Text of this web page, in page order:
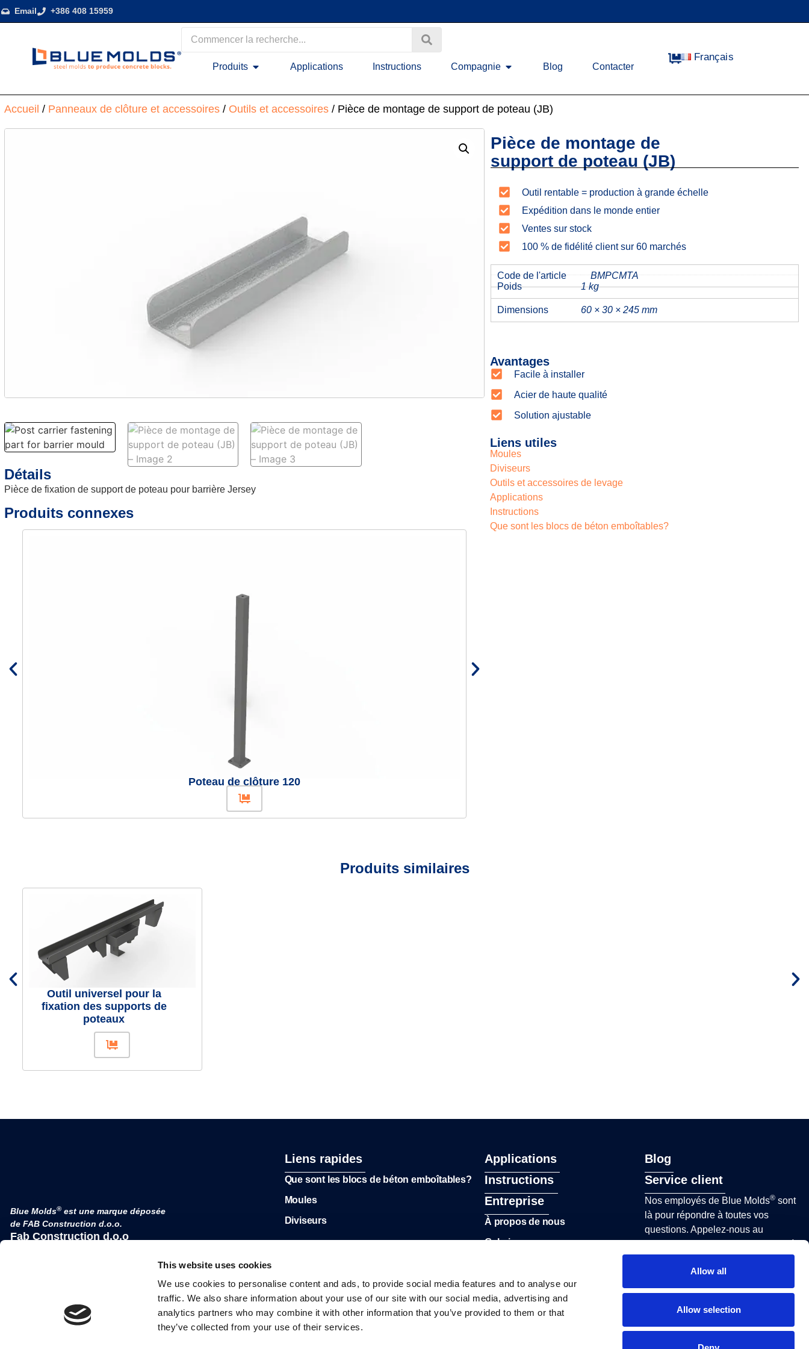
This website uses cookies
We use cookies to personalise content and ads, to provide social media features and to analyse our
traffic. We also share information about your use of our site with our social media, advertising and
analytics partners who may combine it with other information that you’ve provided to them or that
they’ve collected from your use of their services.
Allow all
Allow selection
Email +386 408 15959
Produits Applications Instructions Compagnie Blog Contacter
Français
Accueil / Panneaux de clôture et accessoires / Outils et accessoires / Pièce de montage de support de poteau (JB)
Détails
Pièce de fixation de support de poteau pour barrière Jersey
Produits connexes
Poteau de clôture 120
Pièce de montage de
support de poteau (JB)
Outil rentable = production à grande échelle
Expédition dans le monde entier
Ventes sur stock
100 % de fidélité client sur 60 marchés
Code de l'article
BMPCMTA
Poids
1 kg
Dimensions 60 × 30 × 245 mm
Avantages
Facile à installer
Acier de haute qualité
Solution ajustable
Liens utiles
Moules
Diviseurs
Outils et accessoires de levage
Applications
Instructions
Que sont les blocs de béton emboîtables?
Produits similaires
Outil universel pour la
fixation des supports de
poteaux
Blue Molds® est une marque déposée
de FAB Construction d.o.o.
Fab Construction d.o.o
Liens rapides
Que sont les blocs de béton emboîtables?
Moules
Diviseurs
Applications
Instructions
Entreprise
À propos de nous
Galerie
Blog
Service client
Nos employés de Blue Molds® sont
là pour répondre à toutes vos
questions. Appelez-nous au
sales@bluemolds.com
CONTACT